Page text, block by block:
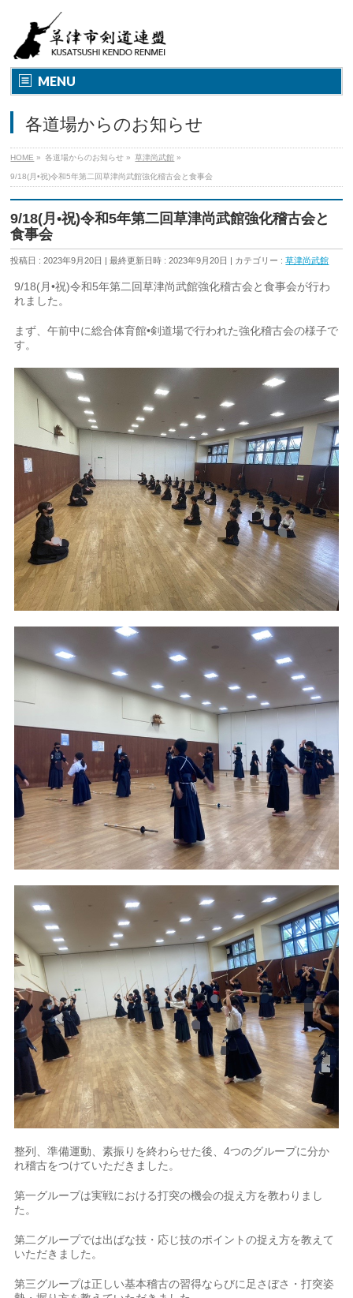
MENU
各道場からのお知らせ
HOME » 各道場からのお知らせ » 草津尚武館 »
9/18(月•祝)令和5年第二回草津尚武館強化稽古会と食事会
9/18(月•祝)令和5年第二回草津尚武館強化稽古会と
食事会
投稿日 : 2023年9月20日 最終更新日時 : 2023年9月20日 カテゴリー :草津尚武館
9/18(月•祝)令和5年第二回草津尚武館強化稽古会と食事会が行わ
れました。
まず、午前中に総合体育館•剣道場で行われた強化稽古会の様子で
す。
整列、準備運動、素振りを終わらせた後、4つのグループに分か
れ稽古をつけていただきました。
第一グループは実戦における打突の機会の捉え方を教わりまし
た。
第二グループでは出ばな技・応じ技のポイントの捉え方を教えて
いただきました。
第三グループは正しい基本稽古の習得ならびに足さぼさ・打突姿